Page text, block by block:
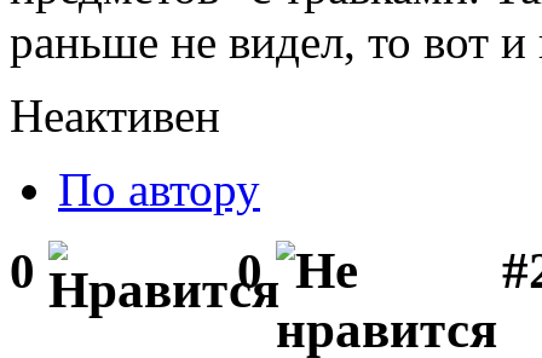
раньше не видел, то вот
Неактивен
По автору
0 0